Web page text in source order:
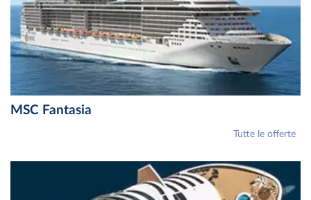
MSC Fantasia
Tutte le offerte